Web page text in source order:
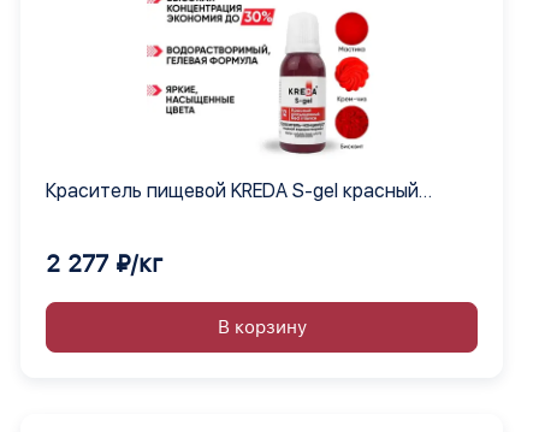
Краситель пищевой KREDA S-gel красный
2 277 ₽/кг
В корзину